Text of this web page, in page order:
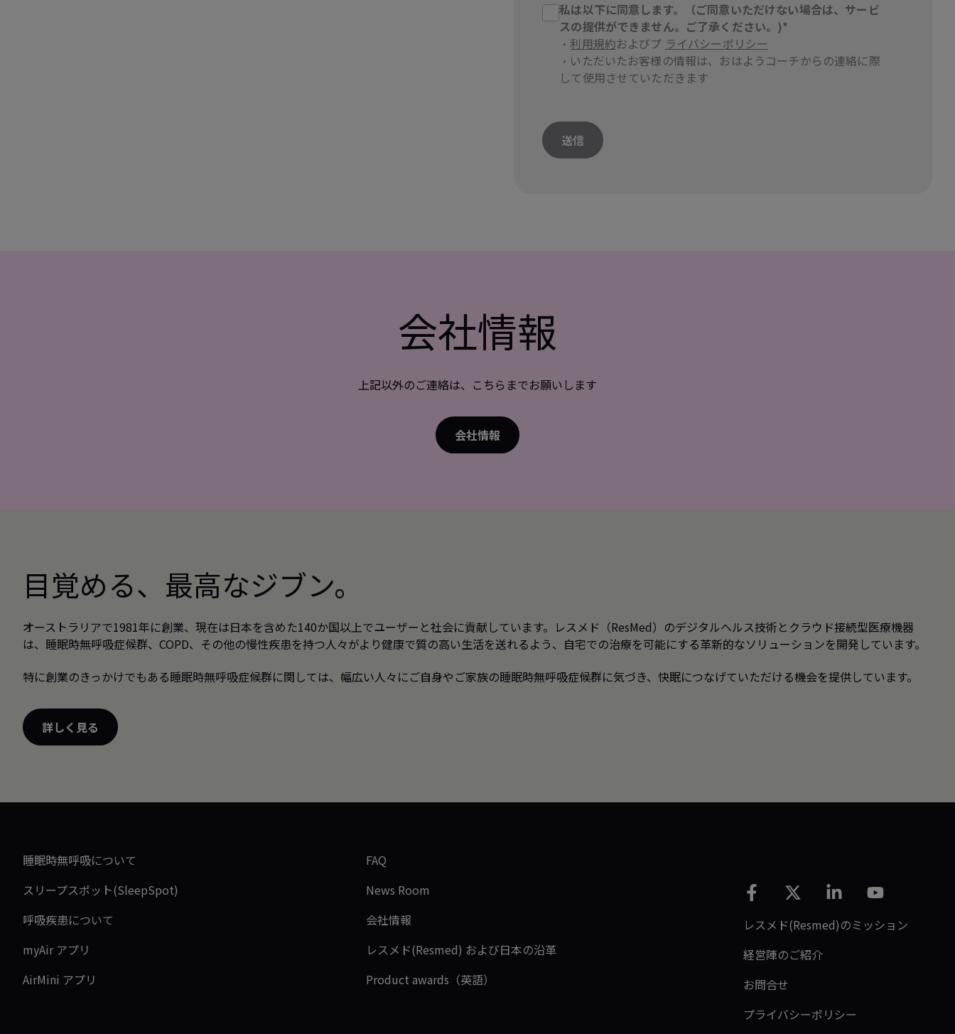
私は以下に同意します。（ご同意いただけない場合は、サービ
スの提供ができません。ご了承ください。)*
・利用規約およびプ ライバシーポリシー
・いただいたお客様の情報は、おはようコーチからの連絡に際
して使用させていただきます
送信
会社情報
上記以外のご連絡は、こちらまでお願いします
会社情報
目覚める、最高なジブン。
オーストラリアで1981年に創業、現在は日本を含めた140か国以上でユーザーと社会に貢献しています。レスメド（ResMed）のデジタルヘルス技術とクラウド接続型医療機器
は、睡眠時無呼吸症候群、COPD、その他の慢性疾患を持つ人々がより健康で質の高い生活を送れるよう、自宅での治療を可能にする革新的なソリューションを開発しています。
特に創業のきっかけでもある睡眠時無呼吸症候群に関しては、幅広い人々にご自身やご家族の睡眠時無呼吸症候群に気づき、快眠につなげていただける機会を提供しています。
詳しく見る
睡眠時無呼吸について
スリープスポット(SleepSpot)
呼吸疾患について
myAir アプリ
AirMini アプリ
FAQ
News Room
会社情報
レスメド(Resmed) および日本の沿革
Product awards（英語）
レスメド(Resmed)のミッション
経営陣のご紹介
お問合せ
プライバシーポリシー